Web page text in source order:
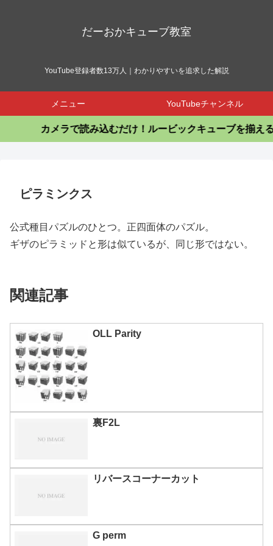
だーおかキューブ教室
YouTube登録者数13万人｜わかりやすいを追求した解説
メニュー YouTubeチャンネル
カメラで読み込むだけ！ルービックキューブを揃える
ピラミンクス
公式種目パズルのひとつ。正四面体のパズル。
ギザのピラミッドと形は似ているが、同じ形ではない。
関連記事
OLL Parity
裏F2L
リバースコーナーカット
G perm